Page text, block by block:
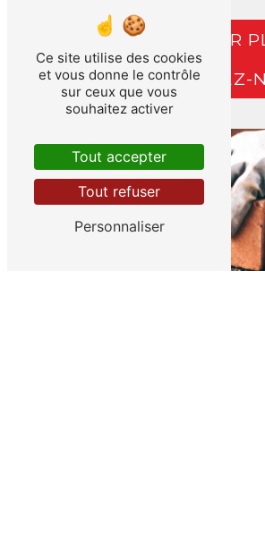
EN SAVOIR
CONTACTEZ-
Ce site utilise des cookies
et vous donne le contrôle
sur ceux que vous
souhaitez activer
Tout accepter
Tout refuser
Personnaliser